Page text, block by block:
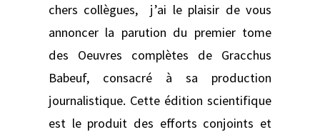
chers collègues, j’ai le plaisir de vous
annoncer la parution du premier tome
des Oeuvres complètes de Gracchus
Babeuf, consacré à sa production
journalistique. Cette édition scientifique
est le produit des efforts conjoints et